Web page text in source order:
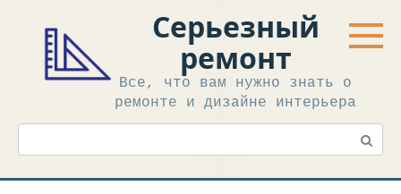
контенту
Серьезный
ремонт
Все, что вам нужно знать о
ремонте и дизайне интерьера
Поиск: